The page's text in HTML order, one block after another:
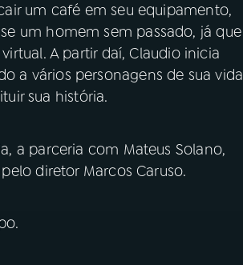
um café em seu equipamento,
um homem sem passado, já que
A partir daí, Claudio inicia
a vários personagens de sua vida
sua história.
a parceria com Mateus Solano,
diretor Marcos Caruso.